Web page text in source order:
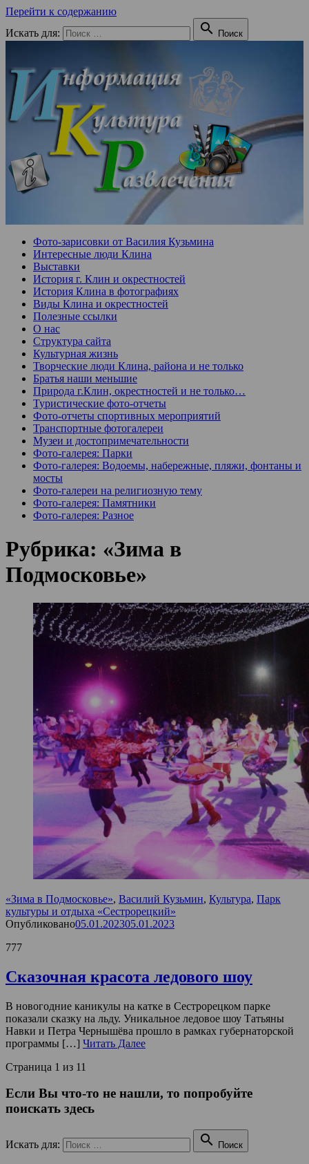
Перейти к содержанию
Искать для:
 Поиск
Фото-зарисовки от Василия Кузьмина
Интересные люди Клина
Выставки
История г. Клин и окрестностей
История Клина в фотографиях
Виды Клина и окрестностей
Полезные ссылки
О нас
Структура сайта
Культурная жизнь
Творческие люди Клина, района и не только
Братья наши меньшие
Природа г.Клин, окрестностей и не только…
Туристические фото-отчеты
Фото-отчеты спортивных мероприятий
Транспортные фотогалереи
Музеи и достопримечательности
Фото-галерея: Парки
Фото-галерея: Водоемы, набережные, пляжи, фонтаны и
мосты
Фото-галереи на религиозную тему
Фото-галерея: Памятники
Фото-галерея: Разное
Рубрика: «Зима в
Подмосковье»
«Зима в Подмосковье», Василий Кузьмин, Культура, Парк
культуры и отдыха «Сестрорецкий»
Опубликовано05.01.202305.01.2023
777
Сказочная красота ледового шоу
В новогодние каникулы на катке в Сестрорецком парке
показали сказку на льду. Уникальное ледовое шоу Татьяны
Навки и Петра Чернышёва прошло в рамках губернаторской
программы […] Читать Далее
Страница 1 из 11
Если Вы что-то не нашли, то попробуйте
поискать здесь
Искать для:  Поиск